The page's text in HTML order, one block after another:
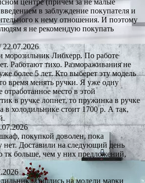
в заблуждение покупателя и
к нему отношения. И поэтому
я не рекомендую покупать
морозильник Либхерр. По работе
Работают тихо. Размораживания не
более 5 лет. Кто выберет эту модель
время менять ручки. Я уже одну
место в этой
в ручке лопнет, то пружинка в ручке
в холодильнике стоит 1700 р. А так,
покупкой доволен, пока
нет. Доставили на следующий день
тк больше, чем у них предложений,
, сошлись на модели марки